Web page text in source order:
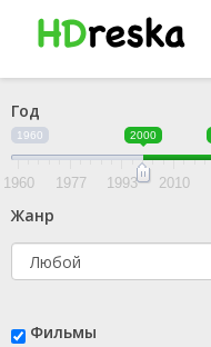
Год
1960 2000
1960 1977 1993 2010
Жанр
Фильмы